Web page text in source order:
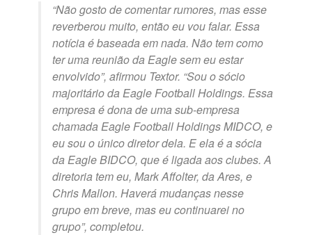
“Não gosto de comentar rumores, mas esse
reverberou muito, então eu vou falar. Essa
notícia é baseada em nada. Não tem como
ter uma reunião da Eagle sem eu estar
envolvido”, afirmou Textor. “Sou o sócio
majoritário da Eagle Football Holdings. Essa
empresa é dona de uma sub-empresa
chamada Eagle Football Holdings MIDCO, e
eu sou o único diretor dela. E ela é a sócia
da Eagle BIDCO, que é ligada aos clubes. A
diretoria tem eu, Mark Affolter, da Ares, e
Chris Mallon. Haverá mudanças nesse
grupo em breve, mas eu continuarei no
grupo”, completou.